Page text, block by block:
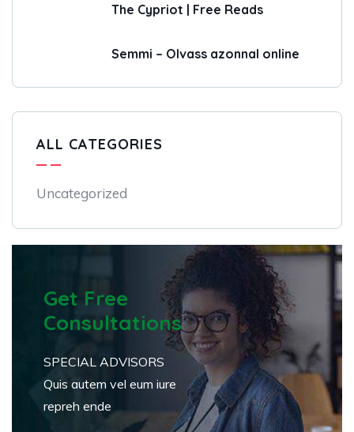
The Cypriot | Free Reads
Semmi – Olvass azonnal online
ALL CATEGORIES
Uncategorized
Get Free
Consultations
SPECIAL ADVISORS
Quis autem vel eum iure
repreh ende